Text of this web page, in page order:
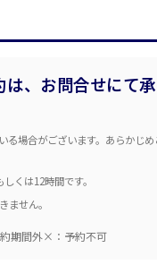
は、お問合せにて
る場合がございます。あらかじめ
くは12時間です。
ません。
期間外×：予約不可
リア
グランド
ルーム
宿
東京エリア
日本橋
半蔵門・神保町エリア
橋駅前
ファースト
町ーデン
エリア